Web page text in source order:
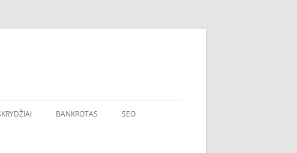
BANKROTAS SEO